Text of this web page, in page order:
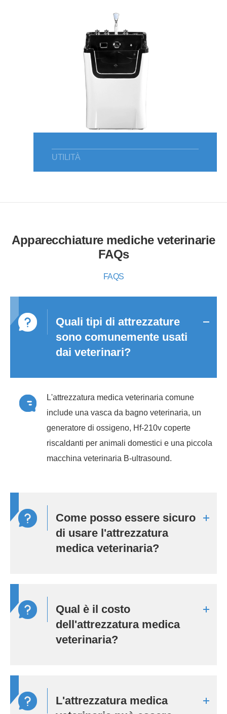
UTILITÀ
Apparecchiature mediche veterinarie
FAQs
FAQS
Quali tipi di attrezzature
sono comunemente usati
dai veterinari?
L'attrezzatura medica veterinaria comune
include una vasca da bagno veterinaria, un
generatore di ossigeno, Hf-210v coperte
riscaldanti per animali domestici e una piccola
macchina veterinaria B-ultrasound.
Come posso essere sicuro
di usare l'attrezzatura
medica veterinaria?
Qual è il costo
dell'attrezzatura medica
veterinaria?
L'attrezzatura medica